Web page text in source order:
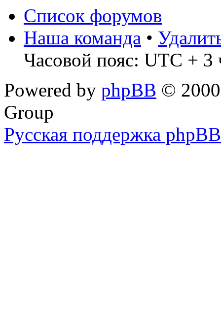
Список форумов
Наша команда •
Часовой пояс: UTC + 3
Powered by phpBB ©
Group
Русская поддержка phpBB